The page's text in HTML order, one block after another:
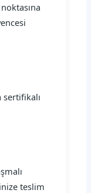
teslim